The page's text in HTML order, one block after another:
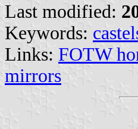
Last modified:
Keywords:
Links: FOTW
mirrors